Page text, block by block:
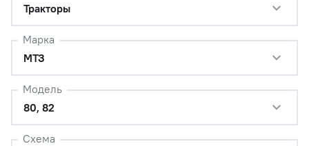
Тракторы
Марка
МТЗ
Модель
80, 82
Схема